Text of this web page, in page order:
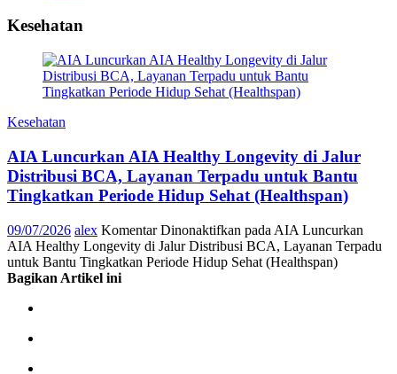
Kesehatan
Kesehatan
AIA Luncurkan AIA Healthy Longevity di Jalur
Distribusi BCA, Layanan Terpadu untuk Bantu
Tingkatkan Periode Hidup Sehat (Healthspan)
09/07/2026 alex Komentar Dinonaktifkan pada AIA Luncurkan
AIA Healthy Longevity di Jalur Distribusi BCA, Layanan Terpadu
untuk Bantu Tingkatkan Periode Hidup Sehat (Healthspan)
Bagikan Artikel ini